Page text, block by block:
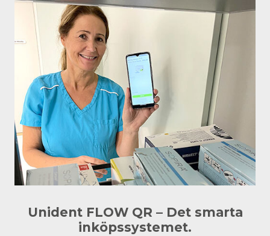
Unident FLOW QR – Det smarta
inköpssystemet.